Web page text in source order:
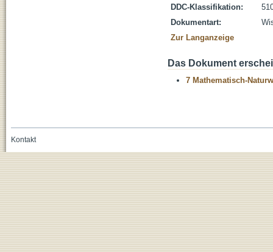
DDC-Klassifikation:
Dokumentart:
Zur Langanzeige
Das Dokument
7 Mathematisch-
Kontakt